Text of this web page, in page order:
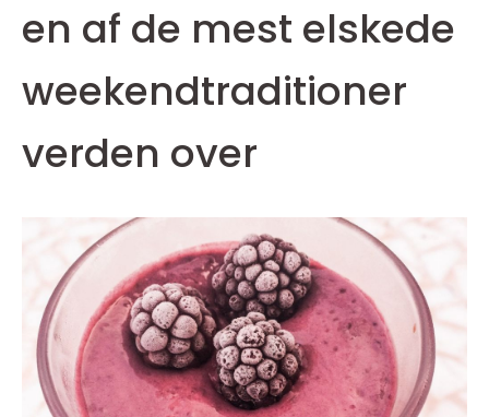
en af de mest elskede
weekendtraditioner
verden over